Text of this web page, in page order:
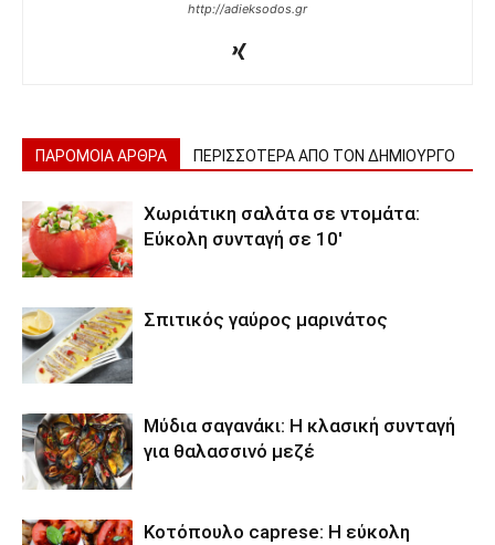
http://adieksodos.gr
ΠΑΡΟΜΟΙΑ ΑΡΘΡΑ ΠΕΡΙΣΣΟΤΕΡΑ ΑΠΟ ΤΟΝ ΔΗΜΙΟΥΡΓΟ
Χωριάτικη σαλάτα σε ντομάτα:
Εύκολη συνταγή σε 10′
Σπιτικός γαύρος μαρινάτος
Μύδια σαγανάκι: Η κλασική συνταγή
για θαλασσινό μεζέ
Κοτόπουλο caprese: Η εύκολη